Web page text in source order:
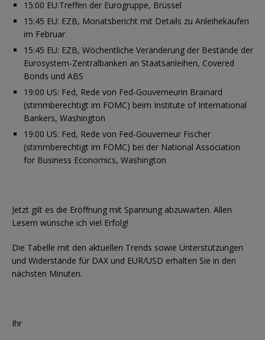
15:00 EU:Treffen der Eurogruppe, Brüssel
15:45 EU: EZB, Monatsbericht mit Details zu Anleihekäufen
im Februar
15:45 EU: EZB, Wöchentliche Veränderung der Bestände der
Eurosystem-Zentralbanken an Staatsanleihen, Covered
Bonds und ABS
19:00 US: Fed, Rede von Fed-Gouverneurin Brainard
(stimmberechtigt im FOMC) beim Institute of International
Bankers, Washington
19:00 US: Fed, Rede von Fed-Gouverneur Fischer
(stimmberechtigt im FOMC) bei der National Association
for Business Economics, Washington
Jetzt gilt es die Eröffnung mit Spannung abzuwarten. Allen
Lesern wünsche ich viel Erfolg!
Die Tabelle mit den aktuellen Trends sowie Unterstützungen
und Widerstände für DAX und EUR/USD erhalten Sie in den
nächsten Minuten.
Ihr